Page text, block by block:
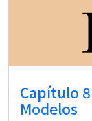
Capítulo
Modelos